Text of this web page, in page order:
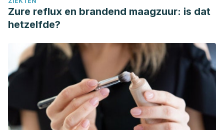
Zure reflux en brandend maagzuur: is dat
hetzelfde?